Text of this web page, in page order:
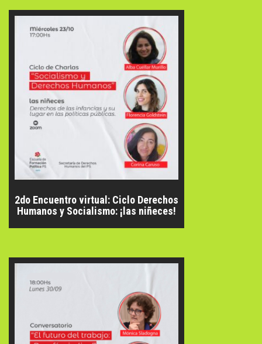
2do Encuentro virtual: Ciclo Derechos
Humanos y Socialismo: ¡las niñeces!